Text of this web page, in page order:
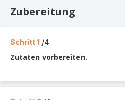
Zubereitung
Schritt 1 /4
Zutaten vorbereiten.